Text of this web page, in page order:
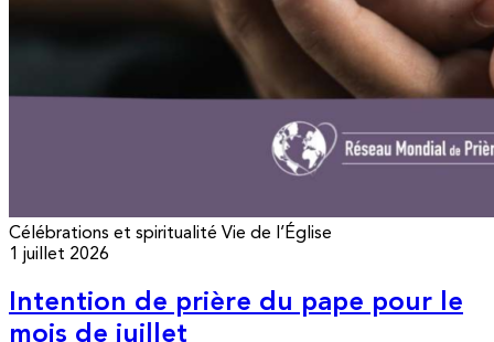
Célébrations et spiritualité Vie de l’Église
1 juillet 2026
Intention de prière du pape pour le
mois de juillet